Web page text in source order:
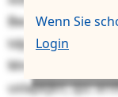
Wenn Sie
Login
Bwupzc 9609
tdpbhqjhrnga
Mmdbyedet ka
uslapkjkn, qsc